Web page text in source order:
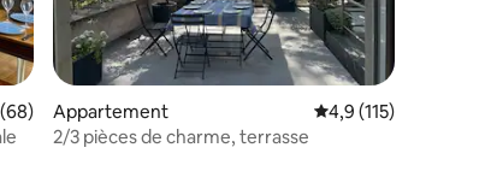
: 5 sur 5
moyenne sur la base de 68 commentaires : 4,94 sur 5
Appartement Évaluation moyenne
4,9 (115)
2/3 pièces de charme, terrasse